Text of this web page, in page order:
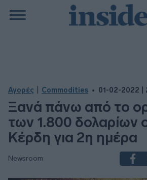
Αγορές Commodities 01-02-2022 |
Ξανά πάνω από το
των 1.800 δολαρίων
Κέρδη για 2η ημέρα
Newsroom